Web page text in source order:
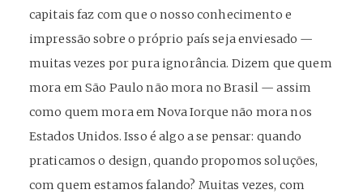
capitais faz com que o nosso conhecimento e
impressão sobre o próprio país seja enviesado —
muitas vezes por pura ignorância. Dizem que quem
mora em São Paulo não mora no Brasil — assim
como quem mora em Nova Iorque não mora nos
Estados Unidos. Isso é algo a se pensar: quando
praticamos o design, quando propomos soluções,
com quem estamos falando? Muitas vezes, com